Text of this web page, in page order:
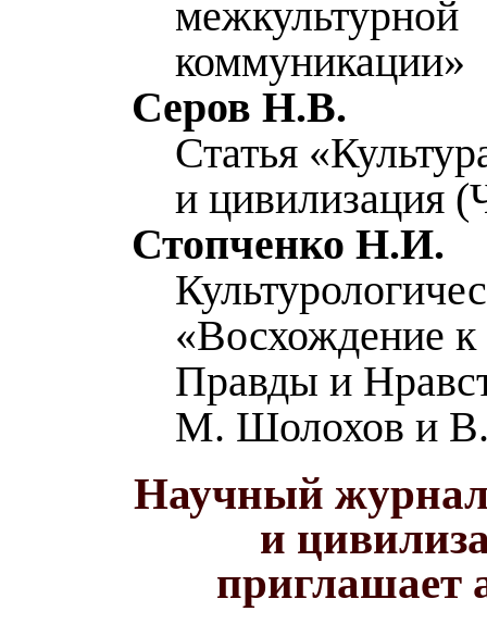
межкультурной
коммуникации»
Серов Н.В.
Статья
и цивилизация
Стопченко Н.И.
«Восхождение
Правды и
М. Шолохов и
Научный
и
приглашает